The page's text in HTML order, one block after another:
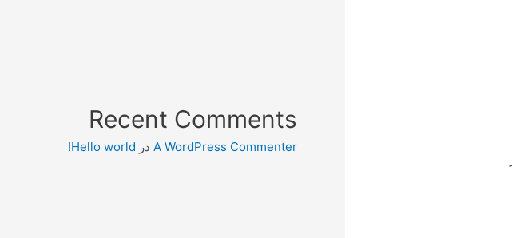
Recent Comments
A WordPress Commenter در Hello world!